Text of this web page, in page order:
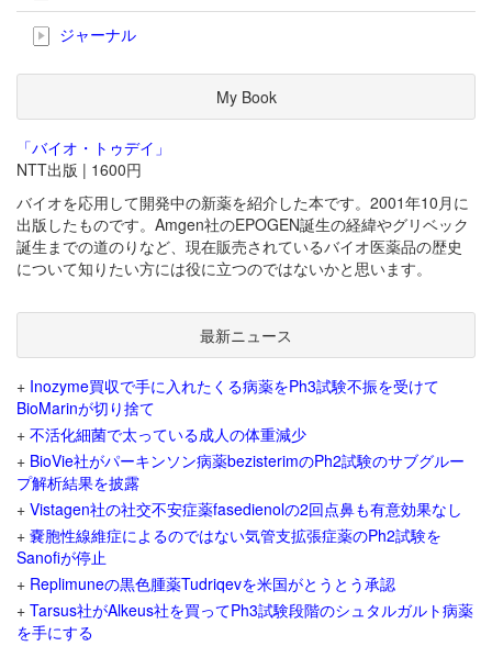
ジャーナル
My Book
「バイオ・トゥデイ」
NTT出版 | 1600円
バイオを応用して開発中の新薬を紹介した本です。2001年10月に
出版したものです。Amgen社のEPOGEN誕生の経緯やグリベック
誕生までの道のりなど、現在販売されているバイオ医薬品の歴史
について知りたい方には役に立つのではないかと思います。
最新ニュース
+ Inozyme買収で手に入れたくる病薬をPh3試験不振を受けて
BioMarinが切り捨て
+ 不活化細菌で太っている成人の体重減少
+ BioVie社がパーキンソン病薬bezisterimのPh2試験のサブグルー
プ解析結果を披露
+ Vistagen社の社交不安症薬fasedienolの2回点鼻も有意効果なし
+ 嚢胞性線維症によるのではない気管支拡張症薬のPh2試験を
Sanofiが停止
+ Replimuneの黒色腫薬Tudriqevを米国がとうとう承認
+ Tarsus社がAlkeus社を買ってPh3試験段階のシュタルガルト病薬
を手にする